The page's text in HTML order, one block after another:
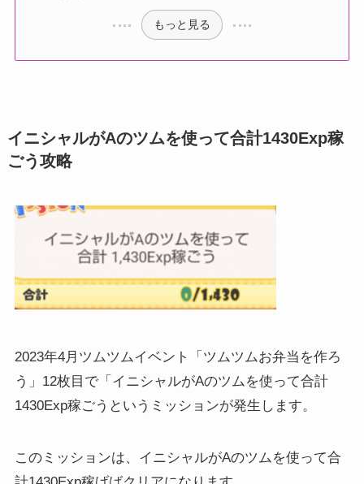
もっと見る
イニシャルがAのツムを使って合計1430Exp稼
ごう攻略
2023年4月ツムツムイベント「ツムツムお弁当を作ろ
う」12枚目で「イニシャルがAのツムを使って合計
1430Exp稼ごうというミッションが発生します。
このミッションは、イニシャルがAのツムを使って合